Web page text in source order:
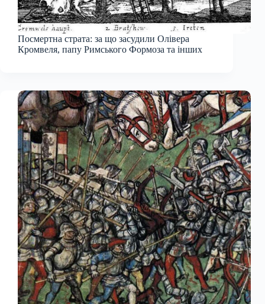
Посмертна страта: за що засудили Олівера
Кромвеля, папу Римського Формоза та інших